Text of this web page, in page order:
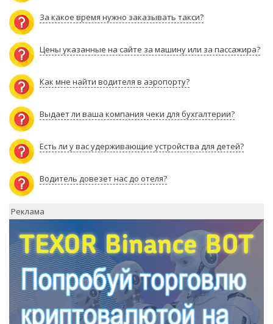
За какое время нужно заказывать такси?
Цены указанные на сайте за машину или за пассажира?
Как мне найти водителя в аэропорту?
Выдает ли ваша компания чеки для бухгалтерии?
Есть ли у вас удерживающие устройства для детей?
Водитель довезет нас до отеля?
Реклама